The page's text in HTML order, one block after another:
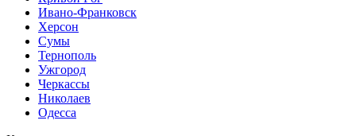
Ивано-Франковск
Херсон
Сумы
Тернополь
Ужгород
Черкассы
Николаев
Одесса